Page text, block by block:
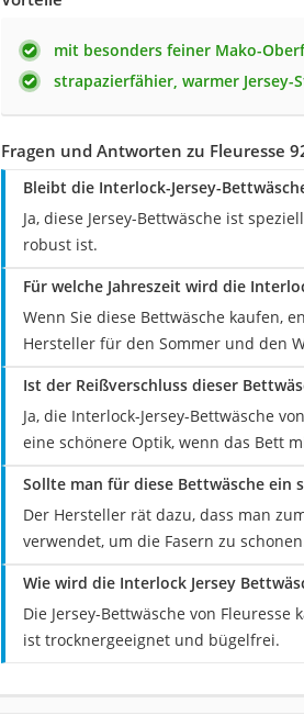
mit besonders feiner Mako-
strapazierfähier, warmer Jersey-
Fragen und Antworten zu Fleuresse
Bleibt die Interlock-Jersey-
Ja, diese Jersey-Bettwäsche ist
robust ist.
Für welche Jahreszeit wird die
Wenn Sie diese Bettwäsche kaufen,
Hersteller für den Sommer und den
Ist der Reißverschluss dieser
Ja, die Interlock-Jersey-Bettwäsche
eine schönere Optik, wenn das Bett
Sollte man für diese Bettwäsche ein
Der Hersteller rät dazu, dass man
verwendet, um die Fasern zu
Wie wird die Interlock Jersey
Die Jersey-Bettwäsche von
ist trocknergeeignet und bügelfrei.